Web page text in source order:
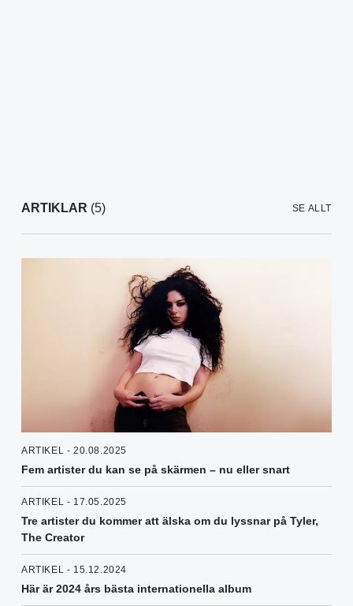
ARTIKLAR (5) SE ALLT
ARTIKEL - 20.08.2025
Fem artister du kan se på skärmen – nu eller snart
ARTIKEL - 17.05.2025
Tre artister du kommer att älska om du lyssnar på Tyler,
The Creator
ARTIKEL - 15.12.2024
Här är 2024 års bästa internationella album